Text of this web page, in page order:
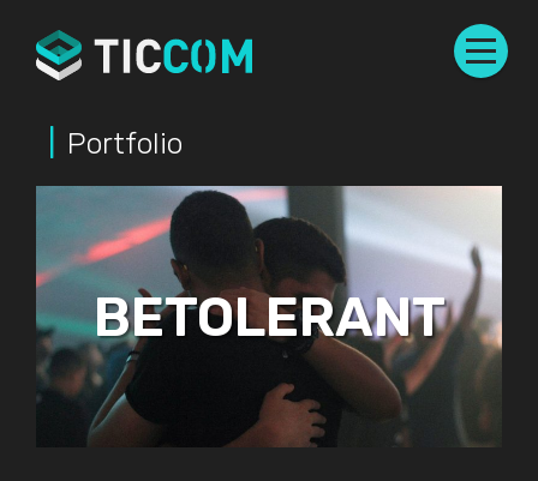
Portfolio
BETOLERANT